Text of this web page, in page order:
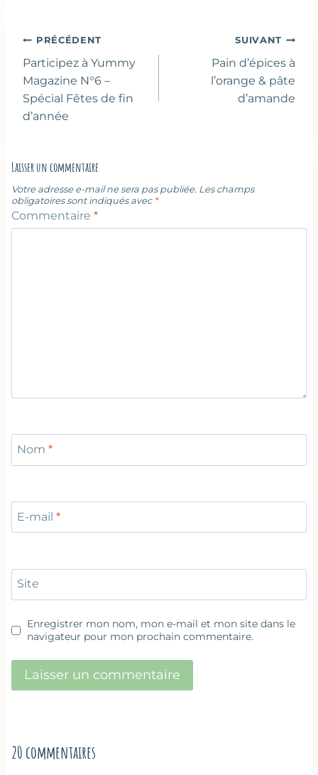
Navigation
de
l’article
PRÉCÉDENT
Participez à Yummy
Magazine N°6 –
Spécial Fêtes de fin
d’année
SUIVANT
Pain d’épices à
l’orange & pâte
d’amande
Laisser un commentaire
Votre adresse e-mail ne sera pas publiée. Les champs
obligatoires sont indiqués avec *
Commentaire *
Nom *
E-mail *
Site
Enregistrer mon nom, mon e-mail et mon site dans le
navigateur pour mon prochain commentaire.
20 commentaires